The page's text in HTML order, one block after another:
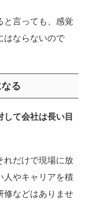
と言っても、感覚
はならないので
る
して会社は長い目
れだけで現場に放
人やキャリアを積
修などはありませ